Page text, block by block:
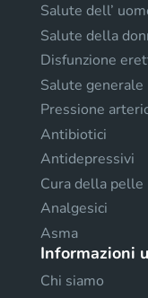
Salute dell’
Salute della
Disfunzione
Salute generale
Pressione
Antibiotici
Antidepressivi
Cura della pelle
Analgesici
Asma
Informazioni
Chi siamo